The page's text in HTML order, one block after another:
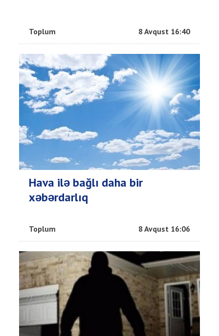
Toplum 8 Avqust 16:40
Hava ilə bağlı daha bir
xəbərdarlıq
Toplum 8 Avqust 16:06